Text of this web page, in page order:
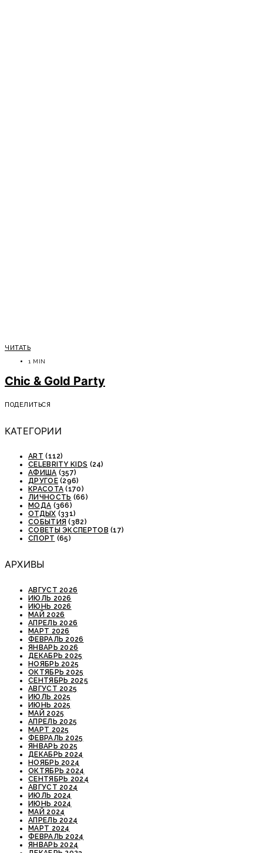
ЧИТАТЬ
1 MIN
Chic & Gold Party
ПОДЕЛИТЬСЯ
КАТЕГОРИИ
ART (112)
CELEBRITY KIDS (24)
АФИША (357)
ДРУГОЕ(296)
КРАСОТА (170)
ЛИЧНОСТЬ (66)
МОДА (366)
ОТДЫХ (331)
СОБЫТИЯ (382)
СОВЕТЫ ЭКСПЕРТОВ (17)
СПОРТ (65)
АРХИВЫ
АВГУСТ 2026
ИЮЛЬ 2026
ИЮНЬ 2026
МАЙ 2026
АПРЕЛЬ 2026
МАРТ 2026
ФЕВРАЛЬ 2026
ЯНВАРЬ 2026
ДЕКАБРЬ 2025
НОЯБРЬ 2025
ОКТЯБРЬ 2025
СЕНТЯБРЬ 2025
АВГУСТ 2025
ИЮЛЬ 2025
ИЮНЬ 2025
МАЙ 2025
АПРЕЛЬ 2025
МАРТ 2025
ФЕВРАЛЬ 2025
ЯНВАРЬ 2025
ДЕКАБРЬ 2024
НОЯБРЬ 2024
ОКТЯБРЬ 2024
СЕНТЯБРЬ 2024
АВГУСТ 2024
ИЮЛЬ 2024
ИЮНЬ 2024
МАЙ 2024
АПРЕЛЬ 2024
МАРТ 2024
ФЕВРАЛЬ 2024
ЯНВАРЬ 2024